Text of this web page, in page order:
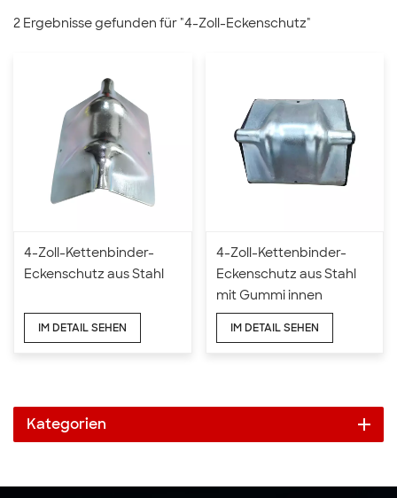
2 Ergebnisse gefunden für "4-Zoll-Eckenschutz"
4-Zoll-Kettenbinder-
Eckenschutz aus Stahl
IM DETAIL SEHEN
4-Zoll-Kettenbinder-
Eckenschutz aus Stahl
mit Gummi innen
IM DETAIL SEHEN
Kategorien